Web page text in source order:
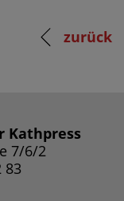
zurück
Kathpress
7/6/2
83